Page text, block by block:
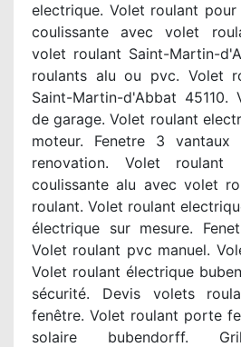
electrique. Volet roulant
coulissante avec volet
volet roulant Saint-Martin-
roulants alu ou pvc. Volet
Saint-Martin-d'Abbat
de garage. Volet roulant
moteur. Fenetre 3 vantaux
renovation. Volet roulant
coulissante alu avec volet
roulant. Volet roulant
électrique sur mesure.
Volet roulant pvc manuel.
Volet roulant électrique
sécurité. Devis volets
fenêtre. Volet roulant porte
solaire bubendorff.